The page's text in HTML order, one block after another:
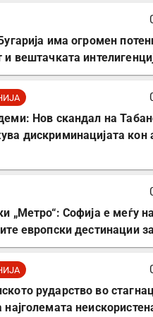
има огромен
и вештачката
Нов скандал на
дискриминацијата кон
„Метро“: Софија е меѓу
европски дестинации
рударство во
најголемата